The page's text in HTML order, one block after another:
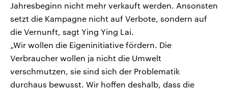
Jahresbeginn nicht mehr verkauft werden. Ansonsten
setzt die Kampagne nicht auf Verbote, sondern auf
die Vernunft, sagt Ying Ying Lai.
„Wir wollen die Eigeninitiative fördern. Die
Verbraucher wollen ja nicht die Umwelt
verschmutzen, sie sind sich der Problematik
durchaus bewusst. Wir hoffen deshalb, dass die